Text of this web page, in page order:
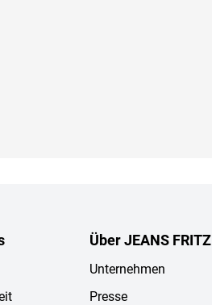
Über JEANS FRITZ
Unternehmen
Presse